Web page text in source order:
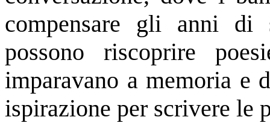
compensare gli anni
possono riscoprire
imparavano a memoria e
ispirazione per scrivere le